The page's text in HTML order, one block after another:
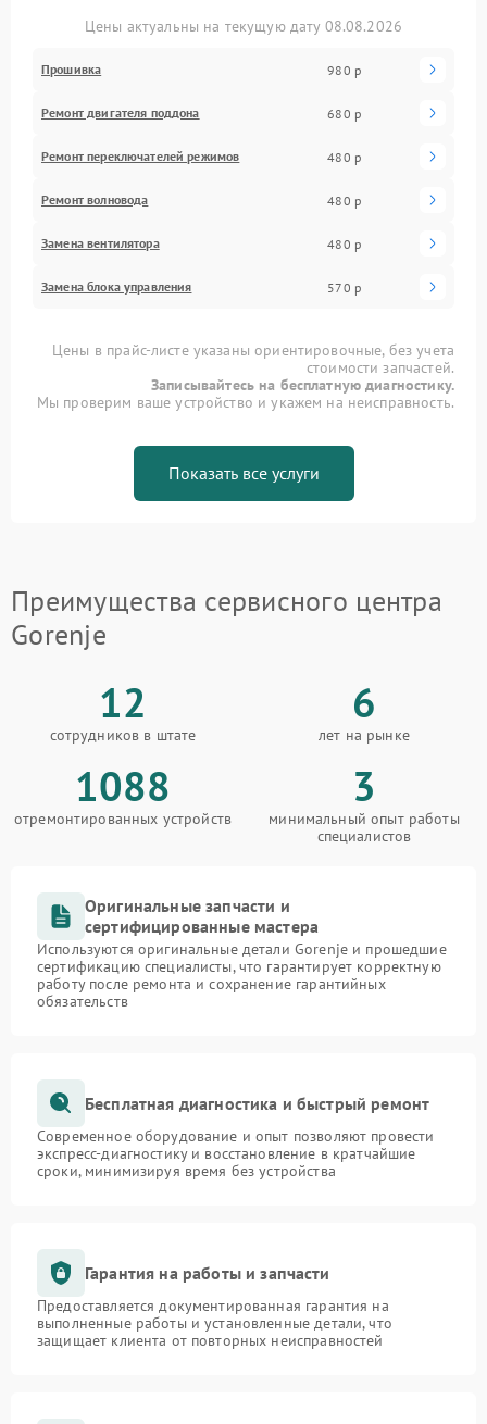
Цены актуальны на текущую дату 08.08.2026
Прошивка 980 р
Ремонт двигателя поддона 680 р
Ремонт переключателей режимов 480 р
Ремонт волновода 480 р
Замена вентилятора 480 р
Замена блока управления 570 р
Цены в прайс-листе указаны ориентировочные, без учета
стоимости запчастей.
Записывайтесь на бесплатную диагностику.
Мы проверим ваше устройство и укажем на неисправность.
Показать все услуги
Преимущества сервисного центра
Gorenje
12
сотрудников в штате
6
лет на рынке
1088
отремонтированных устройств
3
минимальный опыт работы
специалистов
Оригинальные запчасти и
сертифицированные мастера
Используются оригинальные детали Gorenje и прошедшие
сертификацию специалисты, что гарантирует корректную
работу после ремонта и сохранение гарантийных
обязательств
Бесплатная диагностика и быстрый ремонт
Современное оборудование и опыт позволяют провести
экспресс-диагностику и восстановление в кратчайшие
сроки, минимизируя время без устройства
Гарантия на работы и запчасти
Предоставляется документированная гарантия на
выполненные работы и установленные детали, что
защищает клиента от повторных неисправностей